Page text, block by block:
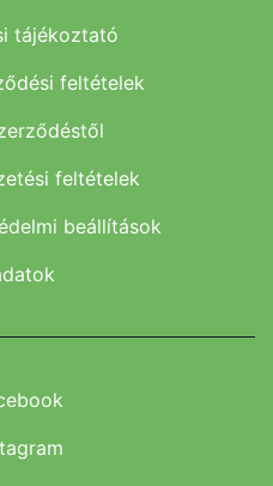
tájékoztató
feltételek
feltételek
beállítások